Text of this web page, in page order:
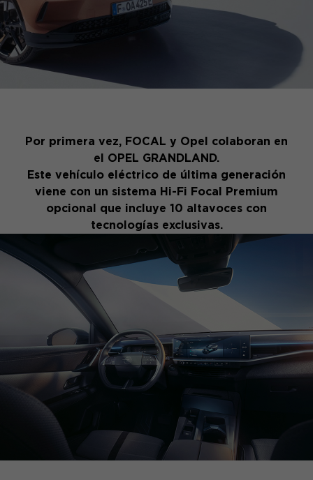
Por primera vez, FOCAL y Opel colaboran en
el OPEL GRANDLAND.
Este vehículo eléctrico de última generación
viene con un sistema Hi-Fi Focal Premium
opcional que incluye 10 altavoces con
tecnologías exclusivas.